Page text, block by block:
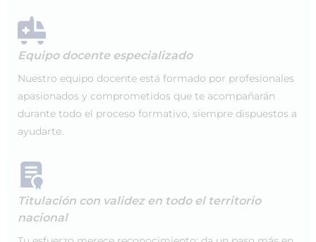
Equipo docente especializado
Nuestro equipo docente está formado por profesionales
apasionados y comprometidos que te acompañarán
durante todo el proceso formativo, siempre dispuestos a
ayudarte.
Titulación con validez en todo el territorio
nacional